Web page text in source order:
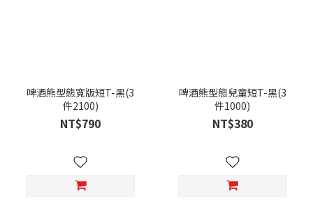
啤酒熊型態寬版短T-黑(3
件2100)
NT$790
啤酒熊型態兒童短T-黑(3
件1000)
NT$380